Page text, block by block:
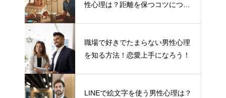
性心理は？距離を保つコツについ
職場で好きでたまらない男性心理
を知る方法！恋愛上手になろう！
LINEで絵文字を使う男性心理は？